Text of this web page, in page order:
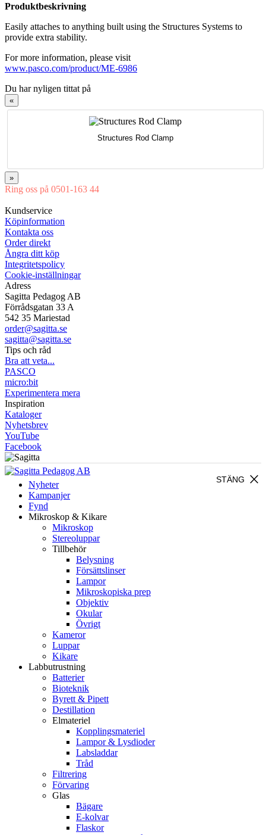
Produktbeskrivning
Easily attaches to anything built using the Structures Systems to
provide extra stability.
For more information, please visit
www.pasco.com/product/ME-6986
Du har nyligen tittat på
«
Structures Rod Clamp
»
Ring oss på 0501-163 44
Kundservice
Köpinformation
Kontakta oss
Order direkt
Ångra ditt köp
Integritetspolicy
Cookie-inställningar
Adress
Sagitta Pedagog AB
Förrådsgatan 33 A
542 35 Mariestad
order@sagitta.se
sagitta@sagitta.se
Tips och råd
Bra att veta...
PASCO
micro:bit
Experimentera mera
Inspiration
Kataloger
Nyhetsbrev
YouTube
Facebook
close
STÄNG
Nyheter
Kampanjer
Fynd
Mikroskop & Kikare
Mikroskop
Stereoluppar
Tillbehör
Belysning
Försättslinser
Lampor
Mikroskopiska prep
Objektiv
Okular
Övrigt
Kameror
Luppar
Kikare
Labbutrustning
Batterier
Bioteknik
Byrett & Pipett
Destillation
Elmateriel
Kopplingsmateriel
Lampor & Lysdioder
Labsladdar
Tråd
Filtrering
Förvaring
Glas
Bägare
E-kolvar
Flaskor